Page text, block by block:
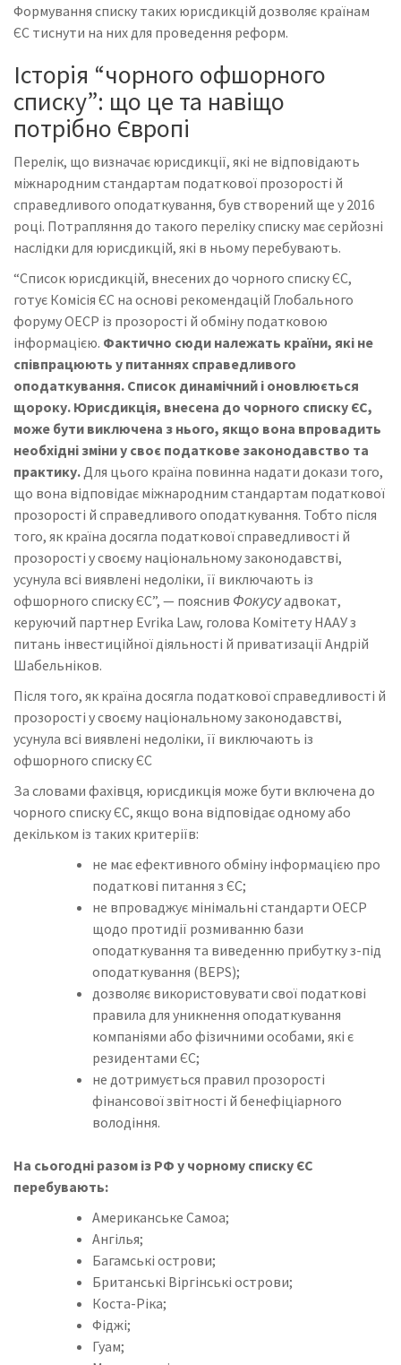
Формування списку таких юрисдикцій дозволяє країнам
ЄС тиснути на них для проведення реформ.
Історія “чорного офшорного
списку”: що це та навіщо
потрібно Європі
Перелік, що визначає юрисдикції, які не відповідають
міжнародним стандартам податкової прозорості й
справедливого оподаткування, був створений ще у 2016
році. Потрапляння до такого переліку списку має серйозні
наслідки для юрисдикцій, які в ньому перебувають.
“Список юрисдикцій, внесених до чорного списку ЄС,
готує Комісія ЄС на основі рекомендацій Глобального
форуму ОЕСР із прозорості й обміну податковою
інформацією. Фактично сюди належать країни, які не
співпрацюють у питаннях справедливого
оподаткування. Список динамічний і оновлюється
щороку. Юрисдикція, внесена до чорного списку ЄС,
може бути виключена з нього, якщо вона впровадить
необхідні зміни у своє податкове законодавство та
практику.Для цього країна повинна надати докази того,
що вона відповідає міжнародним стандартам податкової
прозорості й справедливого оподаткування. Тобто після
того, як країна досягла податкової справедливості й
прозорості у своєму національному законодавстві,
усунула всі виявлені недоліки, її виключають із
офшорного списку ЄС”, — пояснив Фокусуадвокат,
керуючий партнер Evrika Law, голова Комітету НААУ з
питань інвестиційної діяльності й приватизації Андрій
Шабельніков.
Після того, як країна досягла податкової справедливості й
прозорості у своєму національному законодавстві,
усунула всі виявлені недоліки, її виключають із
офшорного списку ЄС
За словами фахівця, юрисдикція може бути включена до
чорного списку ЄС, якщо вона відповідає одному або
декільком із таких критеріїв:
не має ефективного обміну інформацією про
податкові питання з ЄС;
не впроваджує мінімальні стандарти ОЕСР
щодо протидії розмиванню бази
оподаткування та виведенню прибутку з-під
оподаткування (BEPS);
дозволяє використовувати свої податкові
правила для уникнення оподаткування
компаніями або фізичними особами, які є
резидентами ЄС;
не дотримується правил прозорості
фінансової звітності й бенефіціарного
володіння.
На сьогодні разом із РФ у чорному списку ЄС
перебувають:
Американське Самоа;
Ангілья;
Багамські острови;
Британські Віргінські острови;
Коста-Ріка;
Фіджі;
Гуам;